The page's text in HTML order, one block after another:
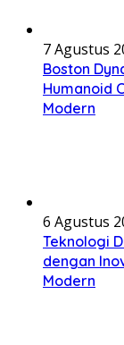
7 Agustus
Boston
Humanoid
Modern
6 Agustus
Teknologi
dengan
Modern